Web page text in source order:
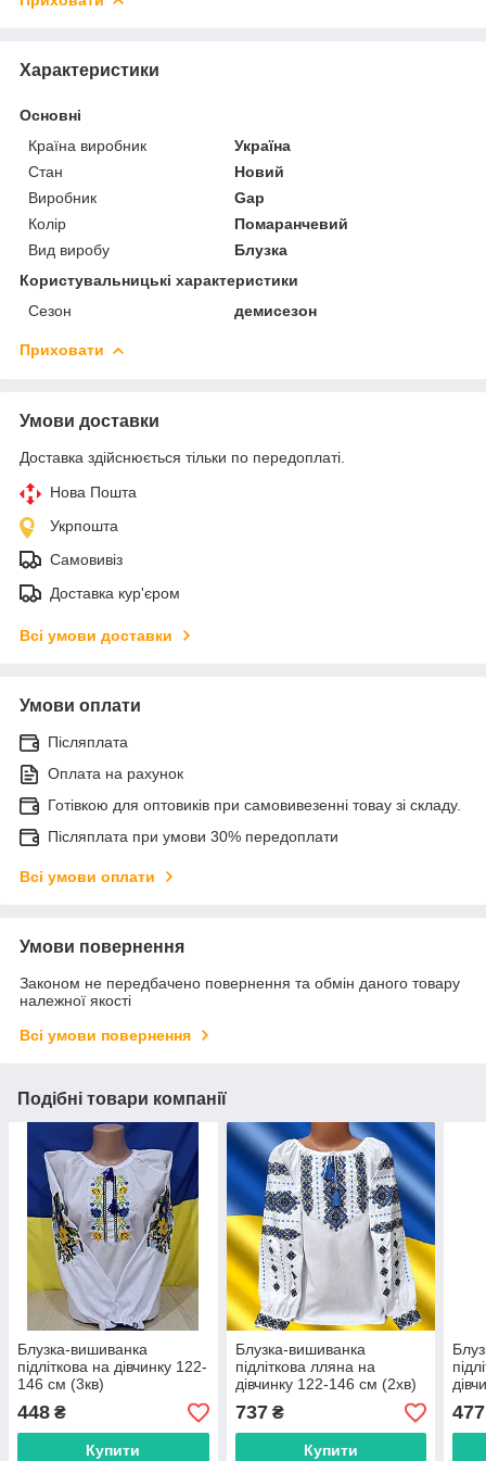
Характеристики
Основні
Країна виробник
Україна
Стан
Новий
Виробник
Gap
Колір
Помаранчевий
Вид виробу
Блузка
Користувальницькі характеристики
Сезон
демисезон
Приховати
Умови доставки
Доставка здійснюється тільки по передоплаті.
Нова Пошта
Укрпошта
Самовивіз
Доставка кур'єром
Всі умови доставки
Умови оплати
Післяплата
Оплата на рахунок
Готівкою для оптовиків при самовивезенні товау зі складу.
Післяплата при умови 30% передоплати
Всі умови оплати
Умови повернення
Законом не передбачено повернення та обмін даного товару
належної якості
Всі умови повернення
Подібні товари компанії
Блузка-вишиванка
підліткова на дівчинку 122-
146 см (3кв)
"VYSHYVANKA" недорого
від прямого
постачальника
448 ₴
Купити
Блузка-вишиванка
підліткова лляна на
дівчинку 122-146 см (2хв)
"VYSHYVANKA" недорого
від прямого
постачальника
737₴
Купити
від
477